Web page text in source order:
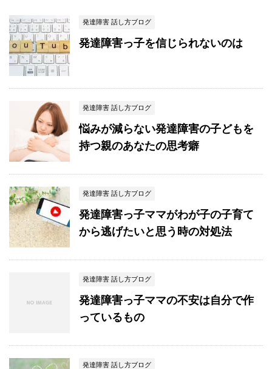
発達障害 話し方ブログ
発達障害っ子を信じられないのは
発達障害 話し方ブログ
悩みが減らない発達障害の子どもを
持つ親のあなたの思考癖
発達障害 話し方ブログ
発達障害っ子ママがわが子の子育て
から逃げたいと思う時の対処法
発達障害 話し方ブログ
発達障害っ子ママの不安は自分で作
っているもの
発達障害 話し方ブログ